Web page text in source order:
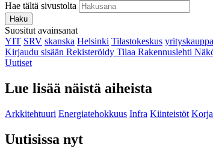
Hae tältä sivustolta
Haku
Suositut avainsanat
YIT SRV skanska Helsinki Tilastokeskus yrityskauppa
Kirjaudu sisään Rekisteröidy Tilaa Rakennuslehti
Uutiset
Lue lisää näistä aiheista
Arkkitehtuuri Energiatehokkuus Infra Kiinteistöt
Uutisissa nyt